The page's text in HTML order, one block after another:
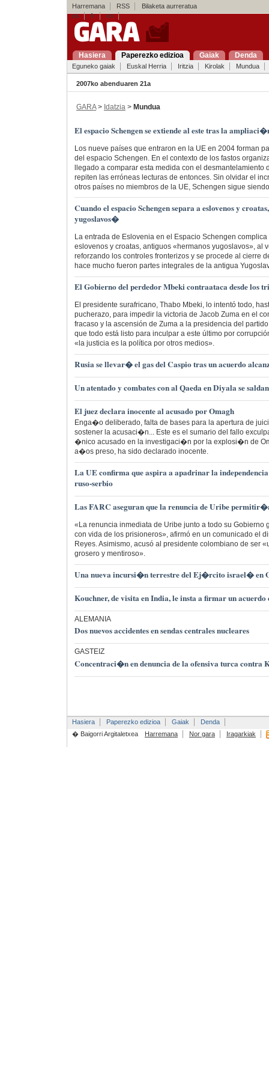
Harremana RSS
Bilaketa aurreratua
es
fr en
Hasiera Paperezko edizioa Gaiak Denda
Eguneko gaiak Euskal Herria Iritzia Kirolak Mundua
2007ko abenduaren 21a
GARA> Idatzia > Mundua
El espacio Schengen se extiende al este tras la
Los nueve países que entraron en la UE en 2004 forman
del espacio Schengen. En el contexto de los fastos
llegado a comparar esta medida con el desmantelamiento
repiten las erróneas lecturas de entonces. Sin olvidar el
otros países no miembros de la UE, Schengen sigue
Cuando el espacio Schengen separa a eslovenos y
yugoslavos�
La entrada de Eslovenia en el Espacio Schengen
eslovenos y croatas, antiguos «hermanos yugoslavos», al
reforzando los controles fronterizos y se procede al cierre
hace mucho fueron partes integrales de la antigua
El Gobierno del perdedor Mbeki contraataca desde los
El presidente surafricano, Thabo Mbeki, lo intentó todo,
pucherazo, para impedir la victoria de Jacob Zuma en el
fracaso y la ascensión de Zuma a la presidencia del
que todo está listo para inculpar a este último por
«la justicia es la política por otros medios».
Rusia se llevar� el gas del Caspio tras un acuerdo
Un atentado y combates con al Qaeda en Diyala se
El juez declara inocente al acusado por Omagh
Enga�o deliberado, falta de bases para la apertura de
sostener la acusaci�n... Este es el sumario del fallo
�nico acusado en la investigaci�n por la explosi�n de
a�os preso, ha sido declarado inocente.
La UE confirma que aspira a apadrinar la independencia
ruso-serbio
Las FARC aseguran que la renuncia de Uribe
«La renuncia inmediata de Uribe junto a todo su Gobierno
con vida de los prisioneros», afirmó en un comunicado el
Reyes. Asimismo, acusó al presidente colombiano de ser
grosero y mentiroso».
Una nueva incursi�n terrestre del Ej�rcito israel� en
Kouchner, de visita en India, le insta a firmar un
ALEMANIA
Dos nuevos accidentes en sendas centrales nucleares
GASTEIZ
Concentraci�n en denuncia de la ofensiva turca contra
Hasiera Paperezko edizioa Gaiak
Denda
� Baigorri Argitaletxea
Harremana Nor gara Iragarkiak